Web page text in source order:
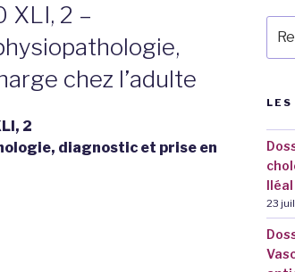
XLI, 2 –
chez l’adulte
2
diagnostic et prise en
23